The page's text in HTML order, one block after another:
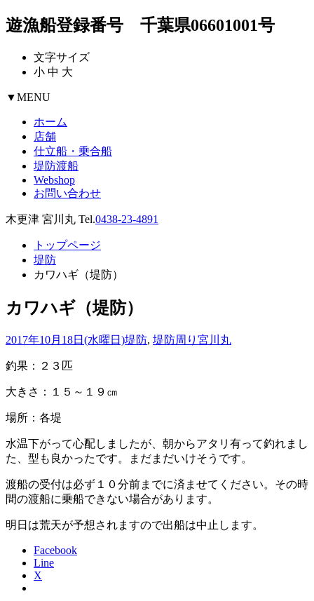
遊漁船登録番号 千葉県06601001号
文字サイズ
小 中 大
▼MENU
ホーム
店舗
仕立船・乗合船
堤防渡船
Webshop
お問い合わせ
木更津 宮川丸 Tel.0438-23-4891
トップページ
堤防
カワハギ（堤防）
カワハギ（堤防）
2017年10月18日(水曜日)堤防, 堤防周り 宮川丸
釣果：２３匹
大きさ：１５～１９㎝
場所：各堤
水温下がって心配しましたが、朝からアタリ有って釣れまし
た、型も良かったです。まだまだいけそうです。
渡船の受付は必ず１０分前までに済ませてください。その時
間の渡船に乗船できない場合があります。
明日は荒天が予想されますので出船は中止します。
Facebook
Line
X